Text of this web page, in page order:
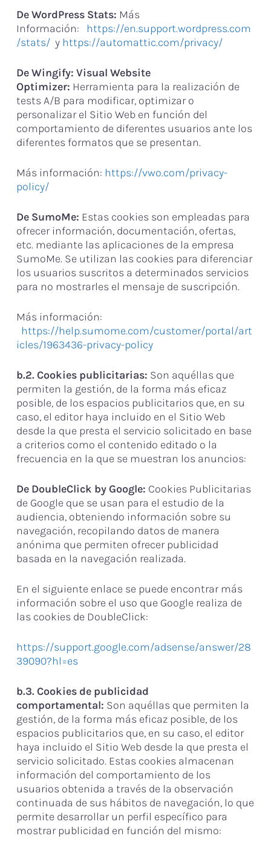
De WordPress Stats: Más
Información:
https://en.support.wordpress.com
/stats/ y https://automattic.com/privacy/
De Wingify: Visual Website
Optimizer: Herramienta para la realización de
tests A/B para modificar, optimizar o
personalizar el Sitio Web en función del
comportamiento de diferentes usuarios ante los
diferentes formatos que se presentan.
Más información: https://vwo.com/privacy-
policy/
De SumoMe: Estas cookies son empleadas para
ofrecer información, documentación, ofertas,
etc. mediante las aplicaciones de la empresa
SumoMe. Se utilizan las cookies para diferenciar
los usuarios suscritos a determinados servicios
para no mostrarles el mensaje de suscripción.
Más información:
https://help.sumome.com/customer/portal/art
icles/1963436-privacy-policy
b.2. Cookies publicitarias: Son aquéllas que
permiten la gestión, de la forma más eficaz
posible, de los espacios publicitarios que, en su
caso, el editor haya incluido en el Sitio Web
desde la que presta el servicio solicitado en base
a criterios como el contenido editado o la
frecuencia en la que se muestran los anuncios:
De DoubleClick by Google: Cookies Publicitarias
de Google que se usan para el estudio de la
audiencia, obteniendo información sobre su
navegación, recopilando datos de manera
anónima que permiten ofrecer publicidad
basada en la navegación realizada.
En el siguiente enlace se puede encontrar más
información sobre el uso que Google realiza de
las cookies de DoubleClick:
https://support.google.com/adsense/answer/28
39090?hl=es
b.3. Cookies de publicidad
comportamental: Son aquéllas que permiten la
gestión, de la forma más eficaz posible, de los
espacios publicitarios que, en su caso, el editor
haya incluido el Sitio Web desde la que presta el
servicio solicitado. Estas cookies almacenan
información del comportamiento de los
usuarios obtenida a través de la observación
continuada de sus hábitos de navegación, lo que
permite desarrollar un perfil específico para
mostrar publicidad en función del mismo: